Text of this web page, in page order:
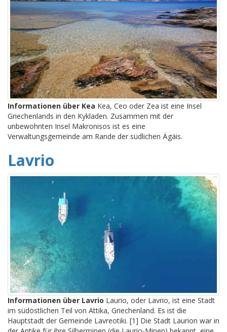
Informationen über Kea Kea, Ceo oder Zea ist eine Insel
Griechenlands in den Kykladen. Zusammen mit der
unbewohnten Insel Makronisos ist es eine
Verwaltungsgemeinde am Rande der südlichen Ägäis.
Lavrio
Informationen über Lavrio Laurio, oder Lavrio, ist eine Stadt
im südöstlichen Teil von Attika, Griechenland. Es ist die
Hauptstadt der Gemeinde Lavreotiki. [1] Die Stadt Laurion war in